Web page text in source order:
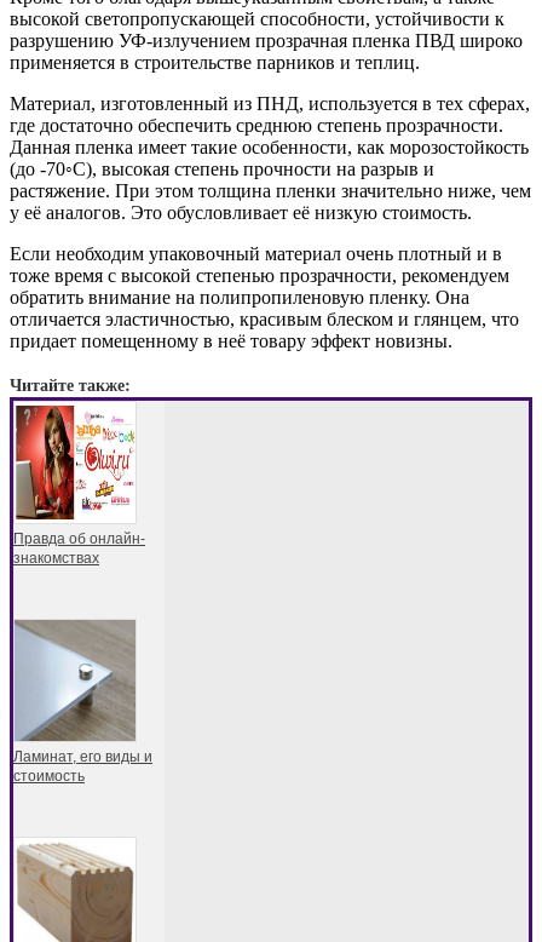
высокой светопропускающей способности, устойчивости к
разрушению УФ-излучением прозрачная пленка ПВД широко
применяется в строительстве парников и теплиц.
Материал, изготовленный из ПНД, используется в тех сферах,
где достаточно обеспечить среднюю степень прозрачности.
Данная пленка имеет такие особенности, как морозостойкость
(до -70◦С), высокая степень прочности на разрыв и
растяжение. При этом толщина пленки значительно ниже, чем
у её аналогов. Это обусловливает её низкую стоимость.
Если необходим упаковочный материал очень плотный и в
тоже время с высокой степенью прозрачности, рекомендуем
обратить внимание на полипропиленовую пленку. Она
отличается эластичностью, красивым блеском и глянцем, что
придает помещенному в неё товару эффект новизны.
Читайте также:
Правда об онлайн-
знакомствах
Ламинат, его виды и
стоимость